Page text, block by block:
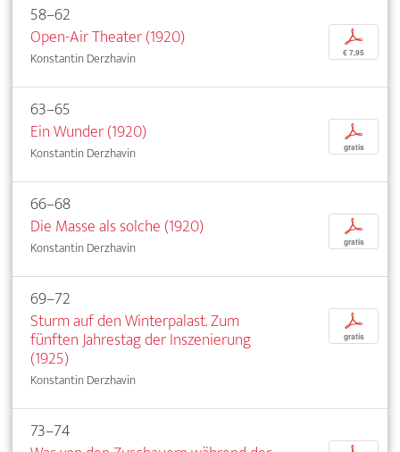
58–62
Open-Air Theater (1920)
Konstantin Derzhavin
p
€ 7,95
63–65
Ein Wunder (1920)
Konstantin Derzhavin
p
gratis
66–68
Die Masse als solche (1920)
Konstantin Derzhavin
p
gratis
69–72
Sturm auf den Winterpalast. Zum
fünften Jahrestag der Inszenierung
(1925)
Konstantin Derzhavin
p
gratis
73–74